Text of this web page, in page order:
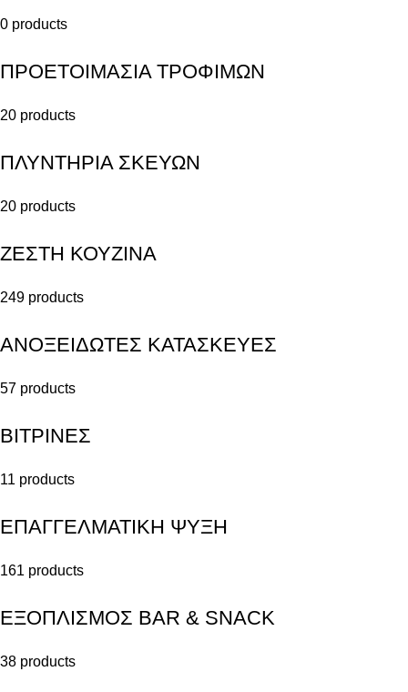
0 products
ΠΡΟΕΤΟΙΜΑΣΙΑ ΤΡΟΦΙΜΩΝ
20 products
ΠΛΥΝΤΗΡΙΑ ΣΚΕΥΩΝ
20 products
ΖΕΣΤΗ ΚΟΥΖΙΝΑ
249 products
ΑΝΟΞΕΙΔΩΤΕΣ ΚΑΤΑΣΚΕΥΕΣ
57 products
ΒΙΤΡΙΝΕΣ
11 products
ΕΠΑΓΓΕΛΜΑΤΙΚΗ ΨΥΞΗ
161 products
ΕΞΟΠΛΙΣΜΟΣ BAR & SNACK
38 products